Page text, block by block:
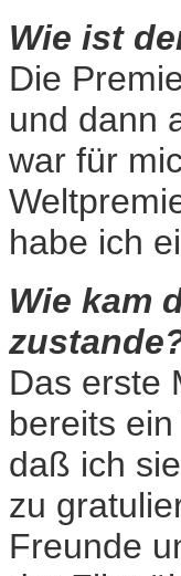
Wie ist
Die
und dann
war für
habe ich
Wie kam
Das erste
bereits
daß ich
zu
Freunde